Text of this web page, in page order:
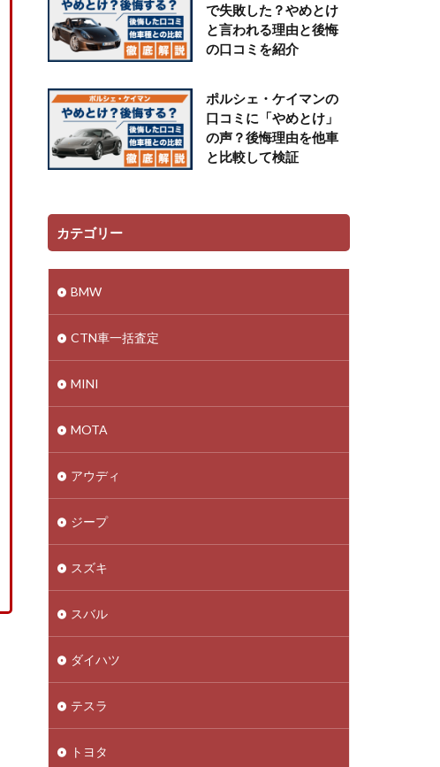
で失敗した？やめとけ
と言われる理由と後悔
の口コミを紹介
ポルシェ・ケイマンの
口コミに「やめとけ」
の声？後悔理由を他車
と比較して検証
カテゴリー
BMW
CTN車一括査定
MINI
MOTA
アウディ
ジープ
スズキ
スバル
ダイハツ
テスラ
トヨタ